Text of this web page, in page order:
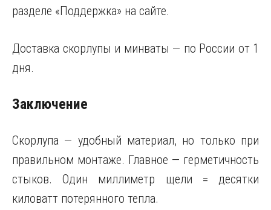
разделе «Поддержка» на сайте.
Доставка скорлупы и минваты — по России от 1
дня.
Заключение
Скорлупа — удобный материал, но только при
правильном монтаже. Главное — герметичность
стыков. Один миллиметр щели = десятки
киловатт потерянного тепла.